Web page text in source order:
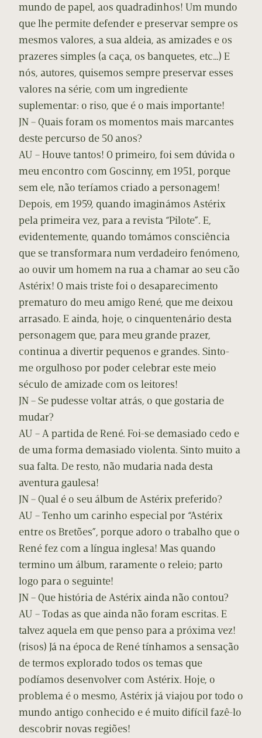
mundo de papel, aos quadradinhos! Um mundo
que lhe permite defender e preservar sempre os
mesmos valores, a sua aldeia, as amizades e os
prazeres simples (a caça, os banquetes, etc…) E
nós, autores, quisemos sempre preservar esses
valores na série, com um ingrediente
suplementar: o riso, que é o mais importante!
JN – Quais foram os momentos mais marcantes
deste percurso de 50 anos?
AU – Houve tantos! O primeiro, foi sem dúvida o
meu encontro com Goscinny, em 1951, porque
sem ele, não teríamos criado a personagem!
Depois, em 1959, quando imaginámos Astérix
pela primeira vez, para a revista “Pilote”. E,
evidentemente, quando tomámos consciência
que se transformara num verdadeiro fenómeno,
ao ouvir um homem na rua a chamar ao seu cão
Astérix! O mais triste foi o desaparecimento
prematuro do meu amigo René, que me deixou
arrasado. E ainda, hoje, o cinquentenário desta
personagem que, para meu grande prazer,
continua a divertir pequenos e grandes. Sinto-
me orgulhoso por poder celebrar este meio
século de amizade com os leitores!
JN – Se pudesse voltar atrás, o que gostaria de
mudar?
AU – A partida de René. Foi-se demasiado cedo e
de uma forma demasiado violenta. Sinto muito a
sua falta. De resto, não mudaria nada desta
aventura gaulesa!
JN – Qual é o seu álbum de Astérix preferido?
AU – Tenho um carinho especial por “Astérix
entre os Bretões”, porque adoro o trabalho que o
René fez com a língua inglesa! Mas quando
termino um álbum, raramente o releio; parto
logo para o seguinte!
JN – Que história de Astérix ainda não contou?
AU – Todas as que ainda não foram escritas. E
talvez aquela em que penso para a próxima vez!
(risos) Já na época de René tínhamos a sensação
de termos explorado todos os temas que
podíamos desenvolver com Astérix. Hoje, o
problema é o mesmo, Astérix já viajou por todo o
mundo antigo conhecido e é muito difícil fazê-lo
descobrir novas regiões!